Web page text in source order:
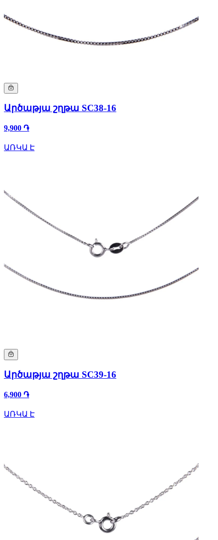
Արծաթյա շղթա SC38-16
9,900 ֏
ԱՌԿԱ Է
Արծաթյա շղթա SC39-16
6,900 ֏
ԱՌԿԱ Է